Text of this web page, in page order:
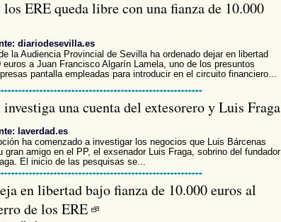
ERE queda libre con una fianza de 10.000
diariodesevilla.es
la Audiencia Provincial de Sevilla ha ordenado dejar en libertad
euros a Juan Francisco Algarín Lamela, uno de los presuntos
pantalla empleadas para introducir en el circuito financiero...
una cuenta del extesorero y Luis Fraga
laverdad.es
ha comenzado a investigar los negocios que Luis Bárcenas
gran amigo en el PP, el exsenador Luis Fraga, sobrino del fundador
El inicio de las pesquisas se...
en libertad bajo fianza de 10.000 euros al
de los ERE